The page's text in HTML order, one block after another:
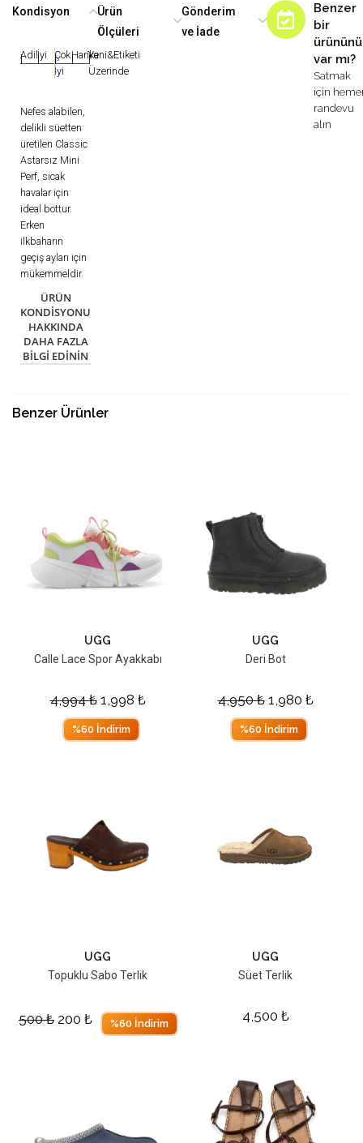
Kondisyon
|Adil|İyi |Çok
İyi
|Harika
|Yeni&Etiketi
Üzerinde
Nefes alabilen,
delikli süetten
üretilen Classic
Astarsız Mini
Perf, sıcak
havalar için
ideal bottur.
Erken
ilkbaharın
geçiş ayları için
mükemmeldir.
ÜRÜN
KONDISYONU
HAKKINDA
DAHA FAZLA
BILGI EDININ
Ürün
Ölçüleri
Gönderim
ve İade
Benzer
bir
var mı?
Satmak
için
randevu
alın
Benzer Ürünler
UGG
Calle Lace Spor Ayakkabı
4,994₺ 1,998 ₺
%60 İndirim
UGG
Deri Bot
4,950₺ 1,980 ₺
%60 İndirim
UGG
Topuklu Sabo Terlik
500₺ 200 ₺ %60 İndirim
UGG
Süet Terlik
4,500 ₺